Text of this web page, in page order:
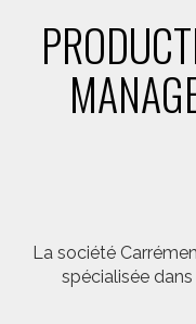
La société
spécialisée